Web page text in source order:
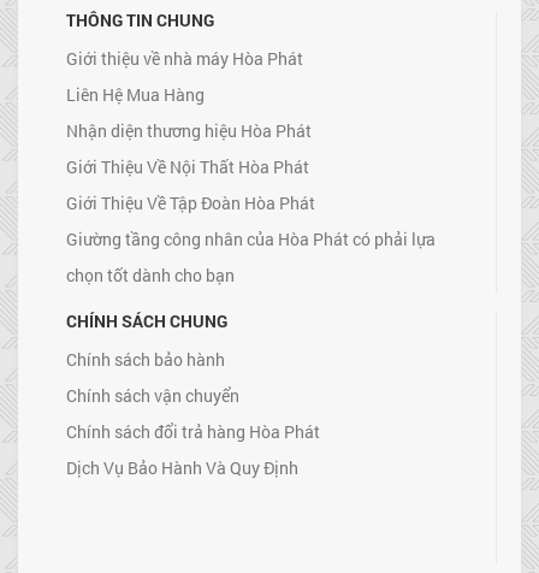
THÔNG TIN CHUNG
Giới thiệu về nhà máy Hòa Phát
Liên Hệ Mua Hàng
Nhận diện thương hiệu Hòa Phát
Giới Thiệu Về Nội Thất Hòa Phát
Giới Thiệu Về Tập Đoàn Hòa Phát
Giường tầng công nhân của Hòa Phát có phải lựa
chọn tốt dành cho bạn
CHÍNH SÁCH CHUNG
Chính sách bảo hành
Chính sách vận chuyển
Chính sách đổi trả hàng Hòa Phát
Dịch Vụ Bảo Hành Và Quy Định